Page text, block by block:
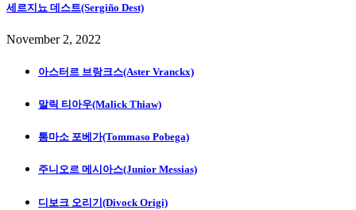
세르지뇨 데스트(Sergiño Dest)
November 2, 2022
아스터르 브랑크스(Aster Vranckx)
말릭 티아우(Malick Thiaw)
톰마소 포베가(Tommaso Pobega)
주니오르 메시아스(Junior Messias)
디보크 오리기(Divock Origi)